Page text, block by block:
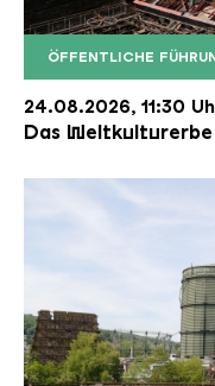
ÖFFENTLICHE
Der
Copyright:
24.08.2026, 11:30
Das